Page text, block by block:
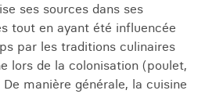
ses sources dans ses
tout en ayant été influencée
par les traditions culinaires
lors de la colonisation (poulet,
manière générale, la cuisine